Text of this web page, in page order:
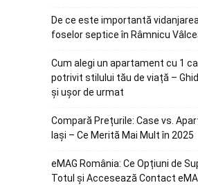
De ce este importantă
foselor septice în Râmnicu
Cum alegi un apartament cu 1
potrivit stilului tău de viață –
și ușor de urmat
Compară Prețurile: Case vs.
Iași – Ce Merită Mai Mult în 2025
eMAG România: Ce Opțiuni de
Totul și Accesează Contact